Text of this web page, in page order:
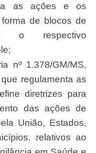
as ações e os
de blocos de
o respectivo
regulamenta as
diretrizes para
das ações de
União, Estados,
relativos ao